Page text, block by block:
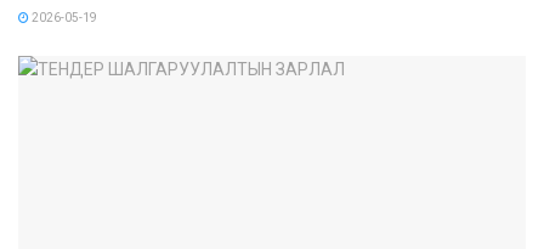
2026-05-19